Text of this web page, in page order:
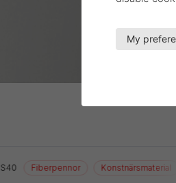
Ritmaterial
S40 Fiberpennor Konstnärsmaterial
My